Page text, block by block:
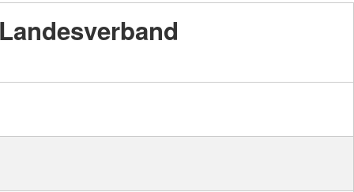
Landesverband
Karte: